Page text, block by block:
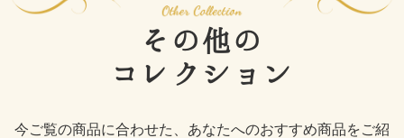
その他の
コレクション
今ご覧の商品に合わせた、あなたへのおすすめ商品をご紹